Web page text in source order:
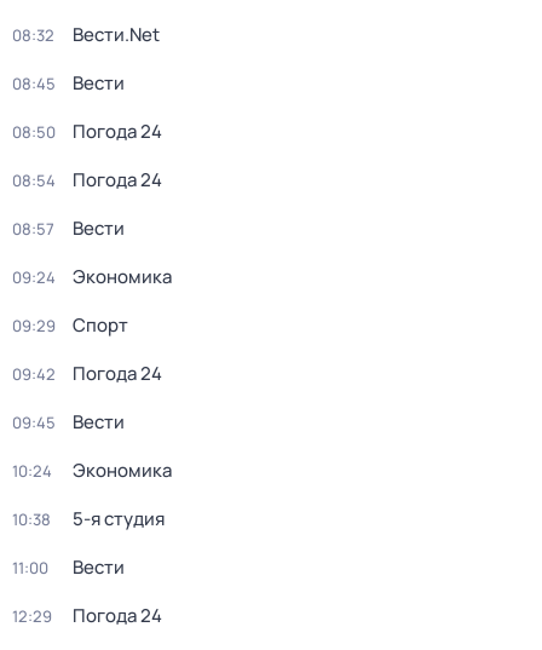
08:32 Вести.Net
08:45 Вести
08:50 Погода 24
08:54 Погода 24
08:57 Вести
09:24 Экономика
09:29 Спорт
09:42 Погода 24
09:45 Вести
10:24 Экономика
10:38 5-я студия
11:00 Вести
12:29 Погода 24